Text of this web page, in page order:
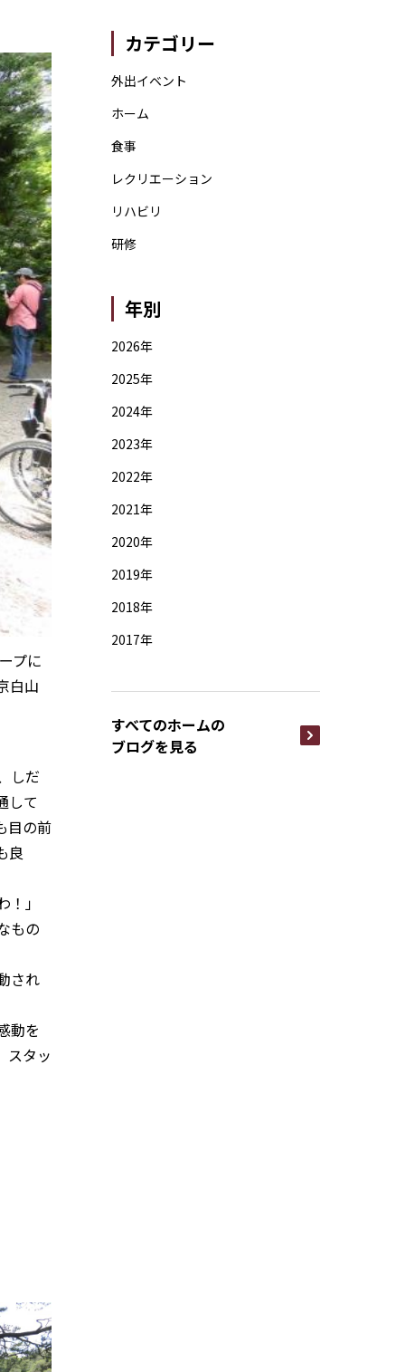
プに
白山
しだ
して
目の前
良
」
もの
され
動を
スタッ
カテゴリー
外出イベント
ホーム
食事
レクリエーション
リハビリ
研修
年別
2026年
2025年
2024年
2023年
2022年
2021年
2020年
2019年
2018年
2017年
すべてのホームの
ブログを見る